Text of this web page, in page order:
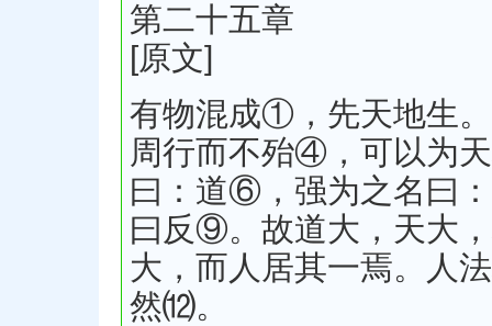
第二十五章
[原文]
有物混成①，先天地生
周行而不殆④，可以为
曰：道⑥，强为之名曰
曰反⑨。故道大，天大
大，而人居其一焉。人
然⑿。